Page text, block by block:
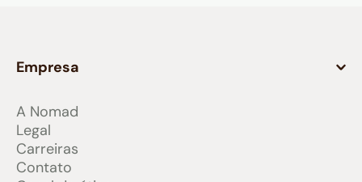
Empresa
A Nomad
Legal
Carreiras
Contato